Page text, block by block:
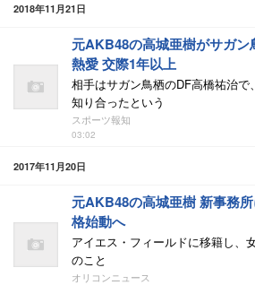
2018年11月21日
元AKB48の高城亜樹がサガン
熱愛 交際1年以上
相手はサガン鳥栖のDF高橋祐治
知り合ったという
スポーツ報知
03:02
2017年11月20日
元AKB48の高城亜樹 新事務
格始動へ
アイエス・フィールドに移籍し、
のこと
オリコンニュース